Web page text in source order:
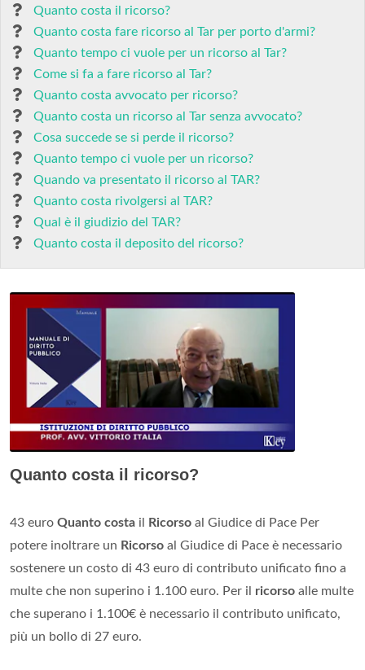
Quanto costa il ricorso?
Quanto costa fare ricorso al Tar per porto d'armi?
Quanto tempo ci vuole per un ricorso al Tar?
Come si fa a fare ricorso al Tar?
Quanto costa avvocato per ricorso?
Quanto costa un ricorso al Tar senza avvocato?
Cosa succede se si perde il ricorso?
Quanto tempo ci vuole per un ricorso?
Quando va presentato il ricorso al TAR?
Quanto costa rivolgersi al TAR?
Qual è il giudizio del TAR?
Quanto costa il deposito del ricorso?
Quanto costa il ricorso?
43 euro Quanto costa il Ricorso al Giudice di Pace Per
potere inoltrare un Ricorso al Giudice di Pace è necessario
sostenere un costo di 43 euro di contributo unificato fino a
multe che non superino i 1.100 euro. Per il ricorso alle multe
che superano i 1.100€ è necessario il contributo unificato,
più un bollo di 27 euro.